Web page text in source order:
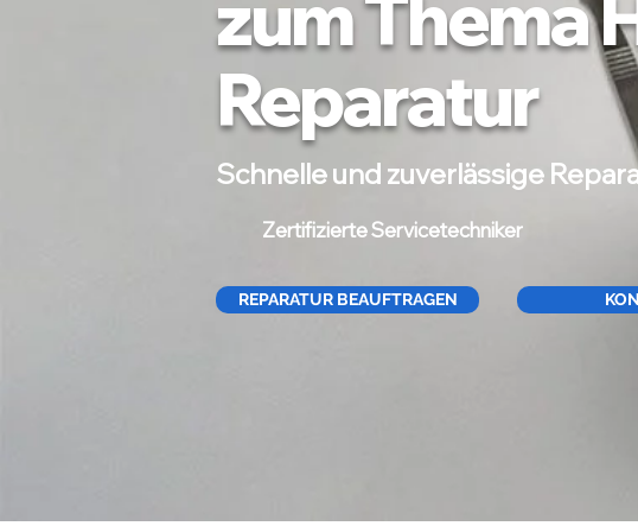
zum Thema
Reparatur
Schnelle und zuverlässige
Zertifizierte Servicetechniker
REPARATUR BEAUFTRAGEN